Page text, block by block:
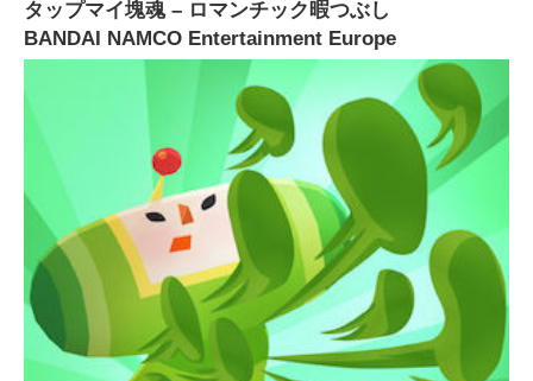
タップマイ塊魂 – ロマンチック暇つぶし
BANDAI NAMCO Entertainment Europe